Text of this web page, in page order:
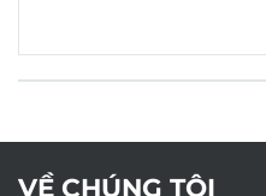
VỀ CHÚNG TÔI